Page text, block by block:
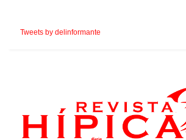
Tweets by delinformante